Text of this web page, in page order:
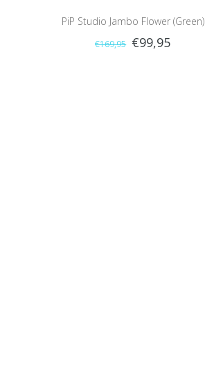
PiP Studio Jambo Flower (Green)
€169,95 €99,95